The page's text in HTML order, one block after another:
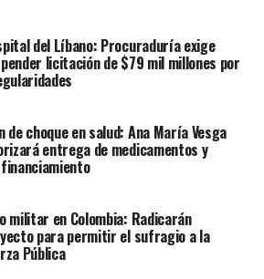
del Líbano: Procuraduría exige
licitación de $79 mil millones por
de choque en salud: Ana María Vesga
entrega de medicamentos y
militar en Colombia: Radicarán
para permitir el sufragio a la
Pública